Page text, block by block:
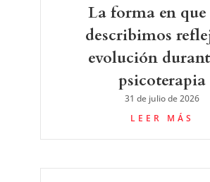
La forma en que
describimos
evolución
psicoterapia
31 de julio de 2026
LEER MÁS